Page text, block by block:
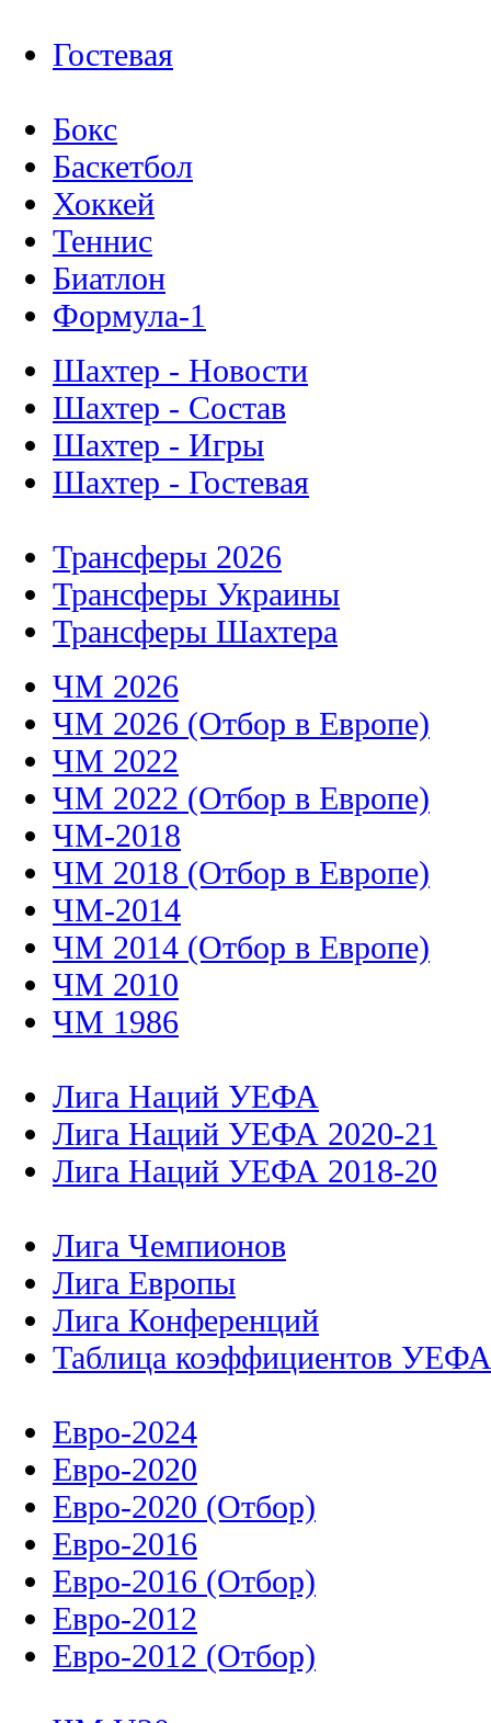
Гостевая
Бокс
Баскетбол
Хоккей
Теннис
Биатлон
Формула-1
Шахтер - Новости
Шахтер - Состав
Шахтер - Игры
Шахтер - Гостевая
Трансферы 2026
Трансферы Украины
Трансферы Шахтера
ЧМ 2026
ЧМ 2026 (Отбор в Европе)
ЧМ 2022
ЧМ 2022 (Отбор в Европе)
ЧМ-2018
ЧМ 2018 (Отбор в Европе)
ЧМ-2014
ЧМ 2014 (Отбор в Европе)
ЧМ 2010
ЧМ 1986
Лига Наций УЕФА
Лига Наций УЕФА 2020-21
Лига Наций УЕФА 2018-20
Лига Чемпионов
Лига Европы
Лига Конференций
Таблица коэффициентов УЕФА
Евро-2024
Евро-2020
Евро-2020 (Отбор)
Евро-2016
Евро-2016 (Отбор)
Евро-2012
Евро-2012 (Отбор)